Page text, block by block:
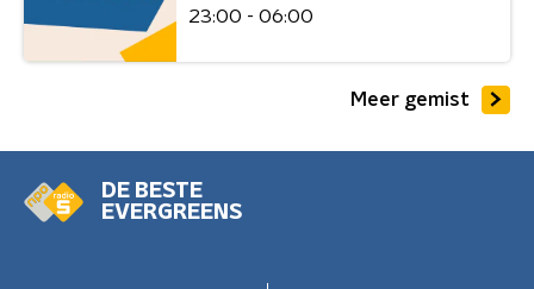
23:00 - 06:00
Meer gemist
DE BESTE
EVERGREENS